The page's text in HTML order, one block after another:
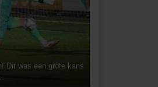
Dit was een grote kans